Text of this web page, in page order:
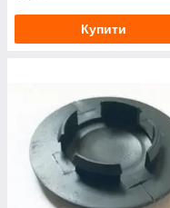
Купити